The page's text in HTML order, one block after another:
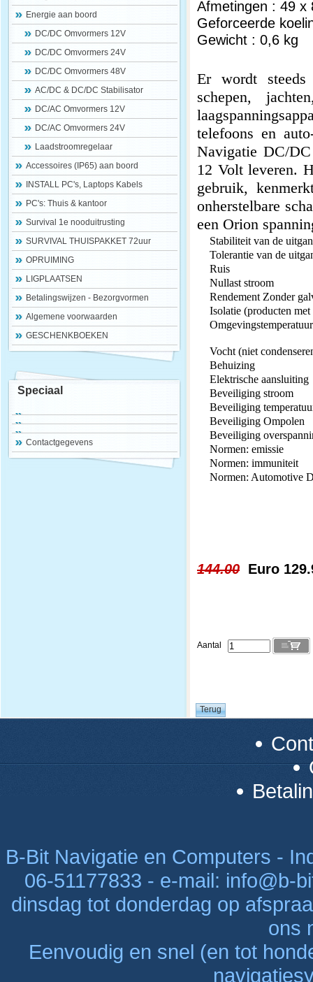
Energie aan boord
DC/DC Omvormers 12V
DC/DC Omvormers 24V
DC/DC Omvormers 48V
AC/DC & DC/DC Stabilisator
DC/AC Omvormers 12V
DC/AC Omvormers 24V
Laadstroomregelaar
Accessoires (IP65) aan boord
INSTALL PC's, Laptops Kabels
PC's: Thuis & kantoor
Survival 1e nooduitrusting
SURVIVAL THUISPAKKET 72uur
OPRUIMING
LIGPLAATSEN
Betalingswijzen - Bezorgvormen
Algemene voorwaarden
GESCHENKBOEKEN
Speciaal
Contactgegevens
Afmetingen : 49
Geforceerde
Gewicht : 0,6 kg
Er wordt steeds
schepen,
telefoons en
Navigatie DC/
12 Volt leveren.
gebruik,
onherstelbare
een Orion
Stabiliteit van de
Tolerantie van de
Ruis
Nullast stroom
Rendement Zonder
Isolatie (producten met
Omgevingstemperatuur
Vocht (niet
Behuizing
Elektrische aansluiting
Beveiliging stroom
Beveiliging
Beveiliging Ompolen
Beveiliging
Normen: emissie
Normen: immuniteit
Normen: Automotive
144.00 Euro
Aantal
B-Bit Navigatie en Computers -
06-51177833 - e-mail: info@b-
dinsdag tot donderdag op
ons
Eenvoudig en snel (en tot